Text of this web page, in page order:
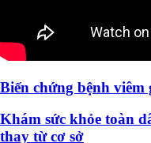
Biến chứng bệnh
Khám sức khỏe toàn
thay từ cơ sở